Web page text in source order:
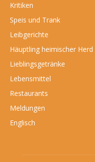
Kritiken
Speis und Trank
Leibgerichte
Häuptling heimischer Herd
Lieblingsgetränke
Lebensmittel
Restaurants
Meldungen
Englisch